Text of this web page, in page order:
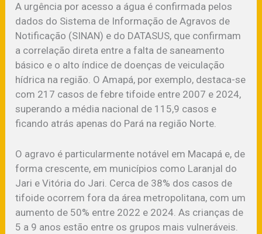
A urgência por acesso a água é confirmada pelos
dados do Sistema de Informação de Agravos de
Notificação (SINAN) e do DATASUS, que confirmam
a correlação direta entre a falta de saneamento
básico e o alto índice de doenças de veiculação
hídrica na região. O Amapá, por exemplo, destaca-se
com 217 casos de febre tifoide entre 2007 e 2024,
superando a média nacional de 115,9 casos e
ficando atrás apenas do Pará na região Norte.
O agravo é particularmente notável em Macapá e, de
forma crescente, em municípios como Laranjal do
Jari e Vitória do Jari. Cerca de 38% dos casos de
tifoide ocorrem fora da área metropolitana, com um
aumento de 50% entre 2022 e 2024. As crianças de
5 a 9 anos estão entre os grupos mais vulneráveis.